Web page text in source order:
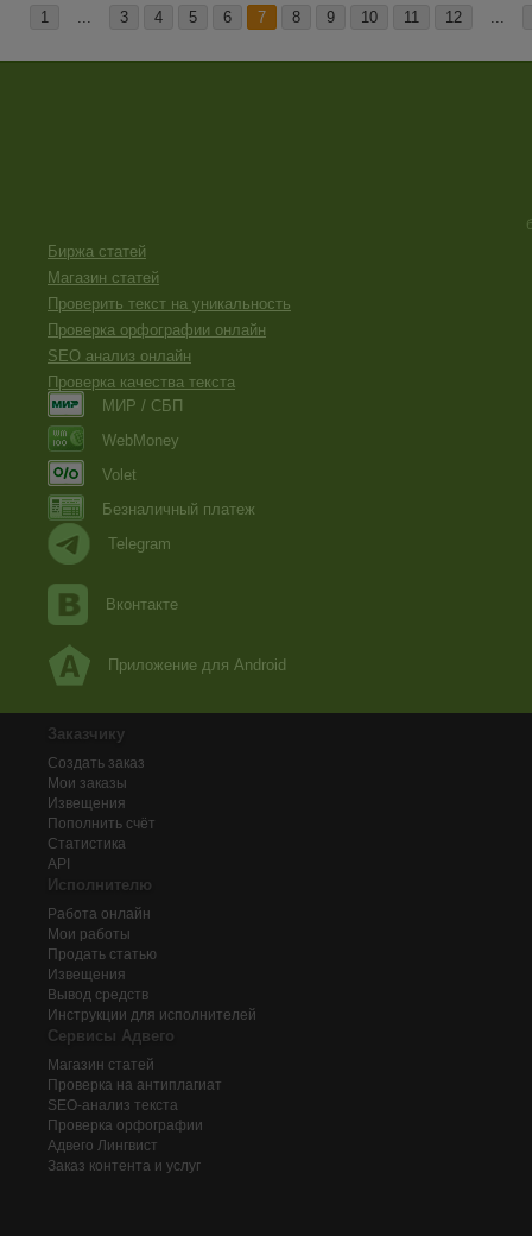
1
3 4 5 6 7 8 9 10 11 12
Биржа статей
Магазин статей
Проверить текст на уникальность
Проверка орфографии онлайн
SEO анализ онлайн
Проверка качества текста
МИР / СБП
WebMoney
Volet
Безналичный платеж
Telegram
Вконтакте
Приложение для Android
Заказчику
Создать заказ
Мои заказы
Извещения
Пополнить счёт
Статистика
API
Исполнителю
Работа онлайн
Мои работы
Продать статью
Извещения
Вывод средств
Инструкции для исполнителей
Сервисы Адвего
Магазин статей
Проверка на антиплагиат
SEO-анализ текста
Проверка орфографии
Адвего Лингвист
Заказ контента и услуг